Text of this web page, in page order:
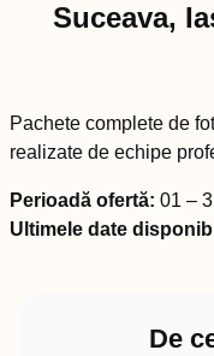
Suceava,
Pachete complete de
realizate de echipe
Perioadă ofertă: 01 –
Ultimele date
De